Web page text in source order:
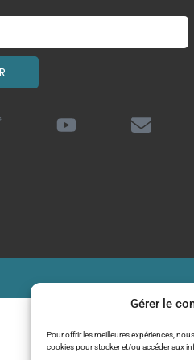
Gérer le
Pour offrir les meilleures expériences,
cookies pour stocker et/ou accéder aux